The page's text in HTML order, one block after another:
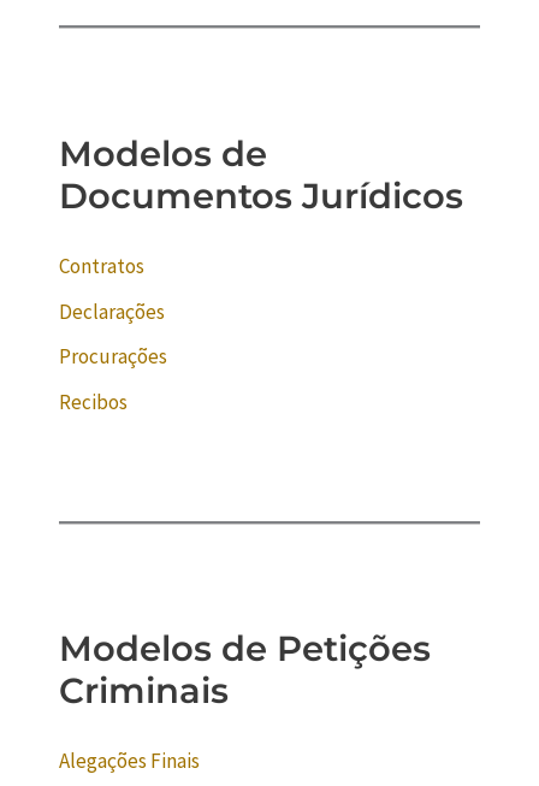
Modelos de
Documentos Jurídicos
Contratos
Declarações
Procurações
Recibos
Modelos de Petições
Criminais
Alegações Finais